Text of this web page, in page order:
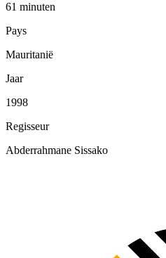
61 minuten
Pays
Mauritanië
Jaar
1998
Regisseur
Abderrahmane Sissako